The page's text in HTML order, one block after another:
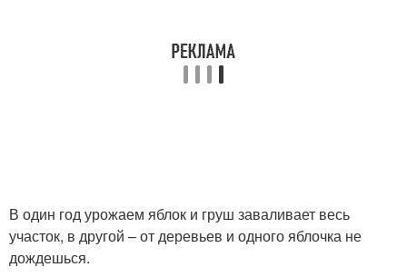
В один год урожаем яблок и груш заваливает весь
участок, в другой – от деревьев и одного яблочка не
дождешься.